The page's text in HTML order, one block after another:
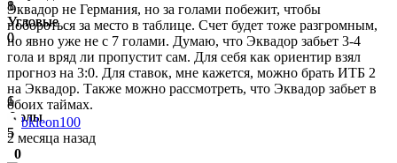
1
Угловые
0
6
Фолы
5
8
Угловые
0
1
Фолы
5
Эквадор не Германия, но за голами побежит, чтобы
побороться за место в таблице. Счет будет тоже разгромным,
но явно уже не с 7 голами. Думаю, что Эквадор забьет 3-4
гола и вряд ли пропустит сам. Для себя как ориентир взял
прогноз на 3:0. Для ставок, мне кажется, можно брать ИТБ 2
на Эквадор. Также можно рассмотреть, что Эквадор забьет в
обоих таймах.
bkleon100
2 месяца назад
0